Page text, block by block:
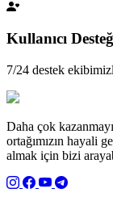
Kullanıcı
7/24 destek
Daha çok
ortağımızın hayali
almak için bizi